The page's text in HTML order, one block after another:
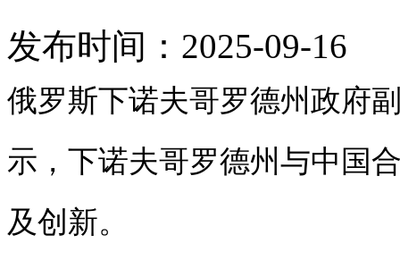
发布时间：2025-09-16
俄罗斯下诺夫哥罗德州政府
示，下诺夫哥罗德州与中国
及创新。